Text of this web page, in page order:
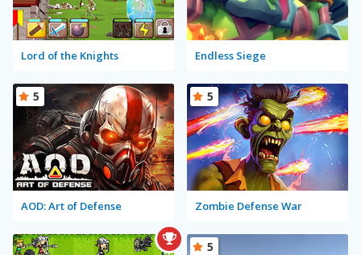
Lord of the Knights Endless Siege
AOD: Art of Defense
5
Zombie Defense War
5
5